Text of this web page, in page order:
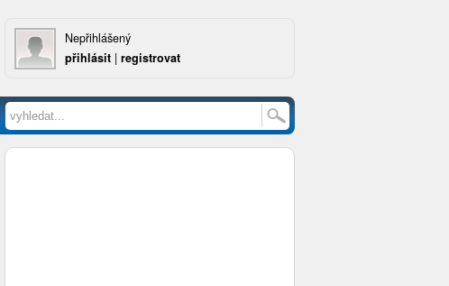
Nepřihlášený
přihlásit | registrovat